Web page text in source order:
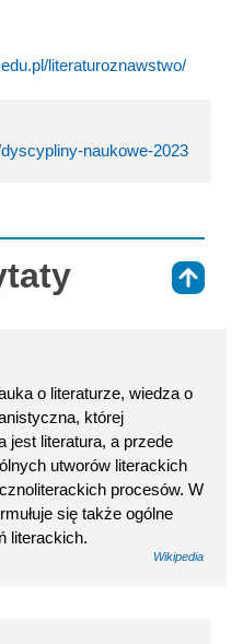
literaturoznawstwo/
naukowe-2023
o literaturze, wiedza o
której
jest literatura, a przede
utworów literackich
procesów. W
się także ogólne
literackich.
Wikipedia